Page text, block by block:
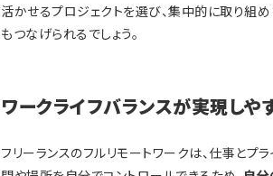
活かせるプロジェクトを選び、集中的に取り組
もつなげられるでしょう。
ワークライフバランスが実現しや
フリーランスのフルリモートワークは、仕事とプ